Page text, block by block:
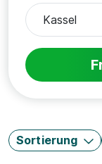
Sortierung